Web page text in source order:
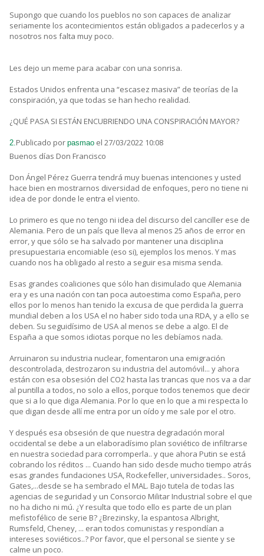
Supongo que cuando los pueblos no son capaces de analizar
seriamente los acontecimientos están obligados a padecerlos y a
nosotros nos falta muy poco.
Les dejo un meme para acabar con una sonrisa.
Estados Unidos enfrenta una “escasez masiva” de teorías de la
conspiración, ya que todas se han hecho realidad.
¿QUÉ PASA SI ESTÁN ENCUBRIENDO UNA CONSPIRACIÓN MAYOR?
2.Publicado por pasmao el 27/03/2022 10:08
Buenos días Don Francisco
Don Ángel Pérez Guerra tendrá muy buenas intenciones y usted
hace bien en mostrarnos diversidad de enfoques, pero no tiene ni
idea de por donde le entra el viento.
Lo primero es que no tengo ni idea del discurso del canciller ese de
Alemania. Pero de un país que lleva al menos 25 años de error en
error, y que sólo se ha salvado por mantener una disciplina
presupuestaria encomiable (eso si), ejemplos los menos. Y mas
cuando nos ha obligado al resto a seguir esa misma senda.
Esas grandes coaliciones que sólo han disimulado que Alemania
era y es una nación con tan poca autoestima como España, pero
ellos por lo menos han tenido la excusa de que perdida la guerra
mundial deben a los USA el no haber sido toda una RDA, y a ello se
deben. Su seguidísimo de USA al menos se debe a algo. El de
España a que somos idiotas porque no les debíamos nada.
Arruinaron su industria nuclear, fomentaron una emigración
descontrolada, destrozaron su industria del automóvil... y ahora
están con esa obsesión del CO2 hasta las trancas que nos va a dar
al puntilla a todos, no solo a ellos, porque todos tenemos que decir
que si a lo que diga Alemania. Por lo que en lo que a mi respecta lo
que digan desde allí me entra por un oído y me sale por el otro.
Y después esa obsesión de que nuestra degradación moral
occidental se debe a un elaboradísimo plan soviético de infiltrarse
en nuestra sociedad para corromperla.. y que ahora Putin se está
cobrando los réditos ... Cuando han sido desde mucho tiempo atrás
esas grandes fundaciones USA, Rockefeller, universidades.. Soros,
Gates,...desde se ha sembrado el MAL. Bajo tutela de todas las
agencias de seguridad y un Consorcio Militar Industrial sobre el que
no ha dicho ni mú. ¿Y resulta que todo ello es parte de un plan
mefistofélico de serie B? ¿Brezinsky, la espantosa Albright,
Rumsfeld, Cheney, ... eran todos comunistas y respondían a
intereses soviéticos..? Por favor, que el personal se siente y se
calme un poco.